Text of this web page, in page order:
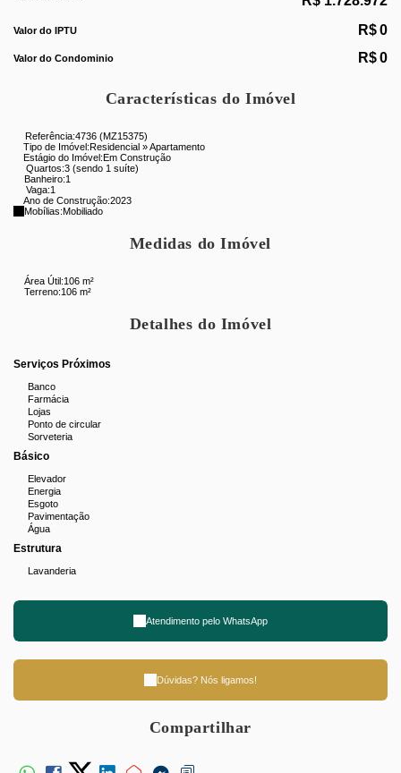
manter sua casa sempre organizada.
Não perca esta oportunidade única de adquirir o
agende uma visita para conhecer todos os detalhes desse
incrível imóvel.
Valor do IPTU R$0
Valor do Condominio R$0
Características do Imóvel
Referência:4736 (MZ15375)
Tipo de Imóvel:Residencial »Apartamento
Estágio do Imóvel:Em Construção
Quartos:3 (sendo 1 suíte)
Banheiro:1
Vaga:1
Ano de Construção:2023
Mobílias:Mobiliado
Medidas do Imóvel
Área Útil:106 m²
Terreno:106 m²
Detalhes do Imóvel
Serviços Próximos
Banco
Farmácia
Lojas
Ponto de circular
Sorveteria
Básico
Elevador
Energia
Esgoto
Pavimentação
Água
Estrutura
Lavanderia
Atendimento pelo WhatsApp
Dúvidas? Nós ligamos!
Compartilhar